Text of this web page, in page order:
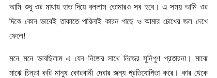
আমি শুধু ওর মাথায় হাত দিয়ে বললাম তোমারও সব হবে। এ সময় আমি ওর
দিকে কোন ভাবেই তাকাতে পারিনাই কারন পাছে ও আমার চোখের জল দেখে
ফেলে!
মনে মনে ভাবছিলাম এ যেন নিজের সাথে নিজের সুনিপুণ প্রতারনা। মাঝে
মাঝে চিন্তা করি মানুষ কোরবানী দেবার জন্য প্রতিযোগিতা করে। কার থেকে